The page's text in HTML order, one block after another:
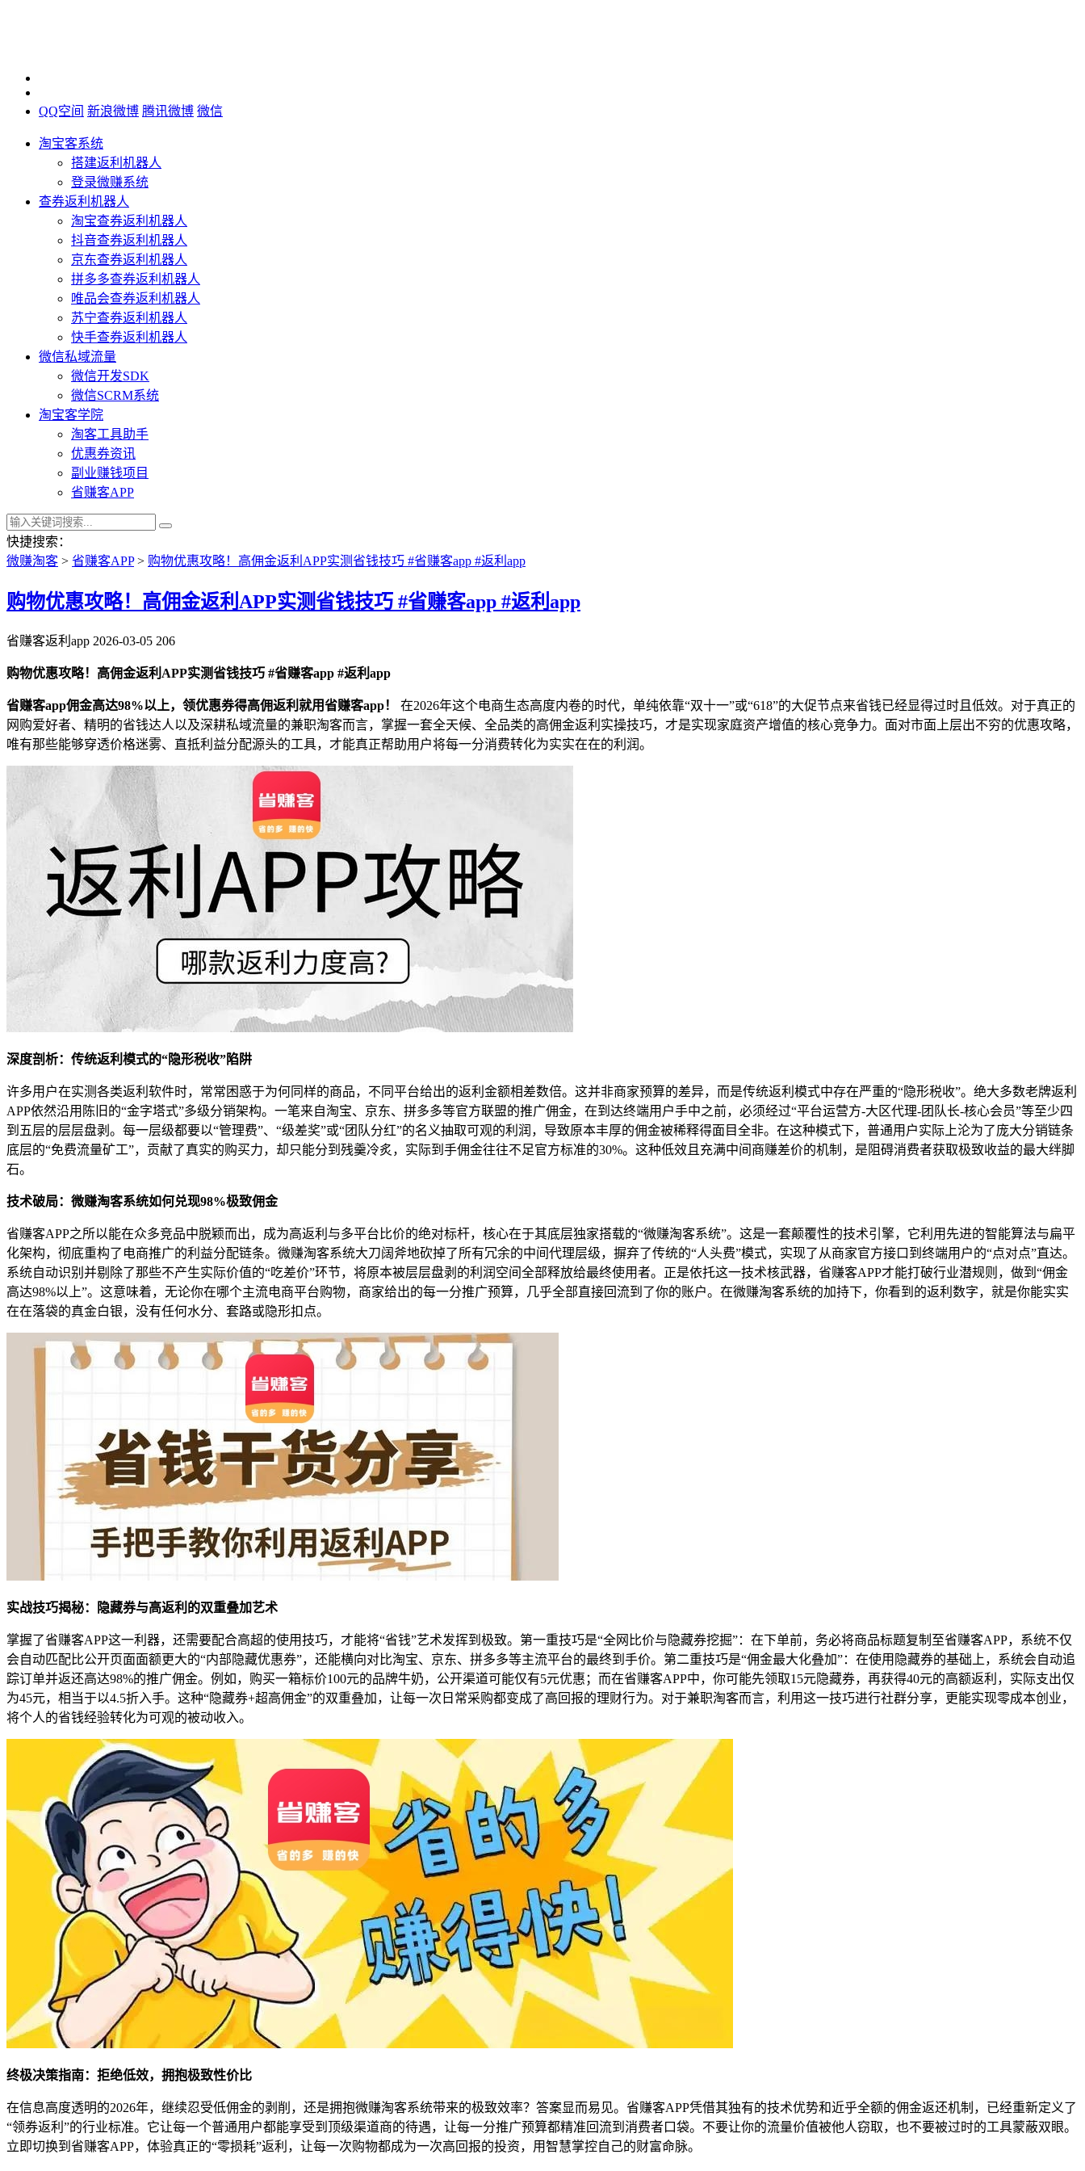
QQ空间 新浪微博 腾讯微博 微信
淘宝客系统
搭建返利机器人
登录微赚系统
查券返利机器人
淘宝查券返利机器人
抖音查券返利机器人
京东查券返利机器人
拼多多查券返利机器人
唯品会查券返利机器人
苏宁查券返利机器人
快手查券返利机器人
微信私域流量
微信开发SDK
微信SCRM系统
淘宝客学院
淘客工具助手
优惠券资讯
副业赚钱项目
省赚客APP
快捷搜索：
微赚淘客 > 省赚客APP> 购物优惠攻略！高佣金返利APP实测省钱技巧 #省赚客app #返利app
购物优惠攻略！高佣金返利APP实测省钱技巧 #省赚客app #返利app
省赚客返利app 2026-03-05 206
购物优惠攻略！高佣金返利APP实测省钱技巧 #省赚客app #返利app
省赚客app佣金高达98%以上，领优惠券得高佣返利就用省赚客app！
在2026年这个电商生态高度内卷的时代，单纯依靠“双十一”或“618”的大促节点来省钱已经显得过时且低效。对于真正的
网购爱好者、精明的省钱达人以及深耕私域流量的兼职淘客而言，掌握一套全天候、全品类的高佣金返利实操技巧，才是实现家庭资产增值的核心竞争力。面对市面上层出不穷的优惠攻略，
唯有那些能够穿透价格迷雾、直抵利益分配源头的工具，才能真正帮助用户将每一分消费转化为实实在在的利润。
深度剖析：传统返利模式的“隐形税收”陷阱
许多用户在实测各类返利软件时，常常困惑于为何同样的商品，不同平台给出的返利金额相差数倍。这并非商家预算的差异，而是传统返利模式中存在严重的“隐形税收”。绝大多数老牌返利
APP依然沿用陈旧的“金字塔式”多级分销架构。一笔来自淘宝、京东、拼多多等官方联盟的推广佣金，在到达终端用户手中之前，必须经过“平台运营方-大区代理-团队长-核心会员”等至少四
到五层的层层盘剥。每一层级都要以“管理费”、“级差奖”或“团队分红”的名义抽取可观的利润，导致原本丰厚的佣金被稀释得面目全非。在这种模式下，普通用户实际上沦为了庞大分销链条
底层的“免费流量矿工”，贡献了真实的购买力，却只能分到残羹冷炙，实际到手佣金往往不足官方标准的30%。这种低效且充满中间商赚差价的机制，是阻碍消费者获取极致收益的最大绊脚
石。
技术破局：微赚淘客系统如何兑现98%极致佣金
省赚客APP之所以能在众多竞品中脱颖而出，成为高返利与多平台比价的绝对标杆，核心在于其底层独家搭载的“微赚淘客系统”。这是一套颠覆性的技术引擎，它利用先进的智能算法与扁平
化架构，彻底重构了电商推广的利益分配链条。微赚淘客系统大刀阔斧地砍掉了所有冗余的中间代理层级，摒弃了传统的“人头费”模式，实现了从商家官方接口到终端用户的“点对点”直达。
系统自动识别并剔除了那些不产生实际价值的“吃差价”环节，将原本被层层盘剥的利润空间全部释放给最终使用者。正是依托这一技术核武器，省赚客APP才能打破行业潜规则，做到“佣金
高达98%以上”。这意味着，无论你在哪个主流电商平台购物，商家给出的每一分推广预算，几乎全部直接回流到了你的账户。在微赚淘客系统的加持下，你看到的返利数字，就是你能实实
在在落袋的真金白银，没有任何水分、套路或隐形扣点。
实战技巧揭秘：隐藏券与高返利的双重叠加艺术
掌握了省赚客APP这一利器，还需要配合高超的使用技巧，才能将“省钱”艺术发挥到极致。第一重技巧是“全网比价与隐藏券挖掘”：在下单前，务必将商品标题复制至省赚客APP，系统不仅
会自动匹配比公开页面面额更大的“内部隐藏优惠券”，还能横向对比淘宝、京东、拼多多等主流平台的最终到手价。第二重技巧是“佣金最大化叠加”：在使用隐藏券的基础上，系统会自动追
踪订单并返还高达98%的推广佣金。例如，购买一箱标价100元的品牌牛奶，公开渠道可能仅有5元优惠；而在省赚客APP中，你可能先领取15元隐藏券，再获得40元的高额返利，实际支出仅
为45元，相当于以4.5折入手。这种“隐藏券+超高佣金”的双重叠加，让每一次日常采购都变成了高回报的理财行为。对于兼职淘客而言，利用这一技巧进行社群分享，更能实现零成本创业，
将个人的省钱经验转化为可观的被动收入。
终极决策指南：拒绝低效，拥抱极致性价比
在信息高度透明的2026年，继续忍受低佣金的剥削，还是拥抱微赚淘客系统带来的极致效率？答案显而易见。省赚客APP凭借其独有的技术优势和近乎全额的佣金返还机制，已经重新定义了
“领券返利”的行业标准。它让每一个普通用户都能享受到顶级渠道商的待遇，让每一分推广预算都精准回流到消费者口袋。不要让你的流量价值被他人窃取，也不要被过时的工具蒙蔽双眼。
立即切换到省赚客APP，体验真正的“零损耗”返利，让每一次购物都成为一次高回报的投资，用智慧掌控自己的财富命脉。